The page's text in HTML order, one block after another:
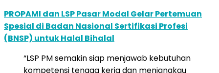
PROPAMI dan LSP Pasar Modal Gelar Pertemuan
Spesial di Badan Nasional Sertifikasi Profesi
(BNSP) untuk Halal Bihalal
“LSP PM semakin siap menjawab kebutuhan
kompetensi tenaga kerja dan menjangkau